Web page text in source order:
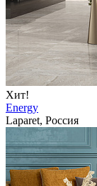
Хит!
Energy
Laparet, Россия